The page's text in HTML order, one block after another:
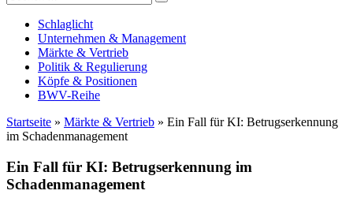
Versicherungswirtschaft-heute
nach:
Schlaglicht
Unternehmen & Management
Märkte & Vertrieb
Politik & Regulierung
Köpfe & Positionen
BWV-Reihe
Startseite » Märkte & Vertrieb » Ein Fall für KI: Betrugserkennung
im Schadenmanagement
Ein Fall für KI: Betrugserkennung im
Schadenmanagement